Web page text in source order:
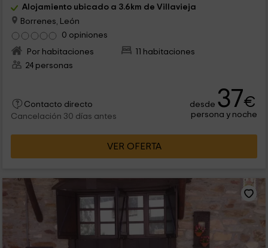
Alojamiento ubicado a 3.6km de Villavieja
Borrenes, León
0 opiniones
Por habitaciones
11 habitaciones
24 personas
Contacto directo
Cancelación 30 días antes
desde 37€
persona y noche
VER OFERTA